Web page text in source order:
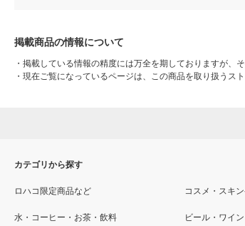
掲載商品の情報について
・ 掲載している情報の精度には万全を期しておりますが、
・ 現在ご覧になっているページは、この商品を取り扱うス
カテゴリから探す
ロハコ限定商品など コスメ・スキ
水・コーヒー・お茶・飲料 ビール・ワイ